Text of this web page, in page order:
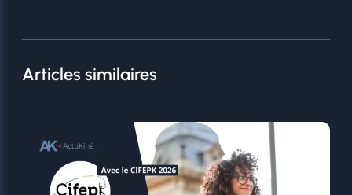
Articles similaires